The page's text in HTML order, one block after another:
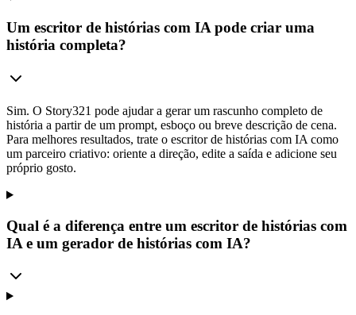
Um escritor de histórias com IA pode criar uma
história completa?
Sim. O Story321 pode ajudar a gerar um rascunho completo de
história a partir de um prompt, esboço ou breve descrição de cena.
Para melhores resultados, trate o escritor de histórias com IA como
um parceiro criativo: oriente a direção, edite a saída e adicione seu
próprio gosto.
Qual é a diferença entre um escritor de histórias com
IA e um gerador de histórias com IA?